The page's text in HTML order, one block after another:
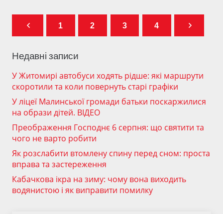
1 2 3 4
Недавні записи
У Житомирі автобуси ходять рідше: які маршрути
скоротили та коли повернуть старі графіки
У ліцеї Малинської громади батьки поскаржилися
на образи дітей. ВІДЕО
Преображення Господнє 6 серпня: що святити та
чого не варто робити
Як розслабити втомлену спину перед сном: проста
вправа та застереження
Кабачкова ікра на зиму: чому вона виходить
водянистою і як виправити помилку